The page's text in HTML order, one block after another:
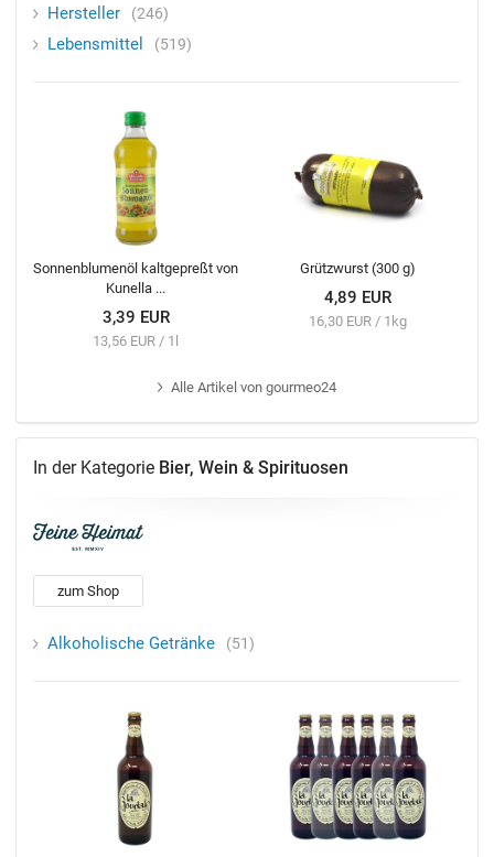
Hersteller 246
Lebensmittel 519
Sonnenblumenöl kaltgepreßt von
Kunella ...
3,39 EUR
13,56 EUR / 1l
Grützwurst (300 g)
4,89 EUR
16,30 EUR / 1kg
AlleArtikel von gourmeo24
In der Kategorie Bier, Wein & Spirituosen
zum Shop
Alkoholische Getränke 51